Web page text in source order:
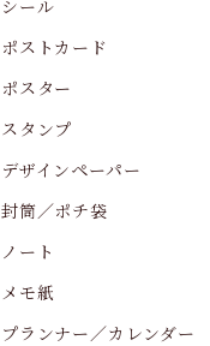
シール
ポストカード
ポスター
スタンプ
デザインペーパー
封筒／ポチ袋
ノート
メモ紙
プランナー／カレンダー